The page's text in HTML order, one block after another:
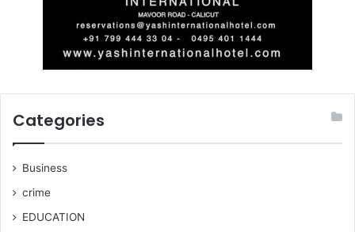
Categories
Business
crime
EDUCATION